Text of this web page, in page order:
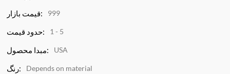
قیمت بازار: 999
حدود قیمت: 1 - 5
مبدا محصول: USA
رنگ: Depends on material